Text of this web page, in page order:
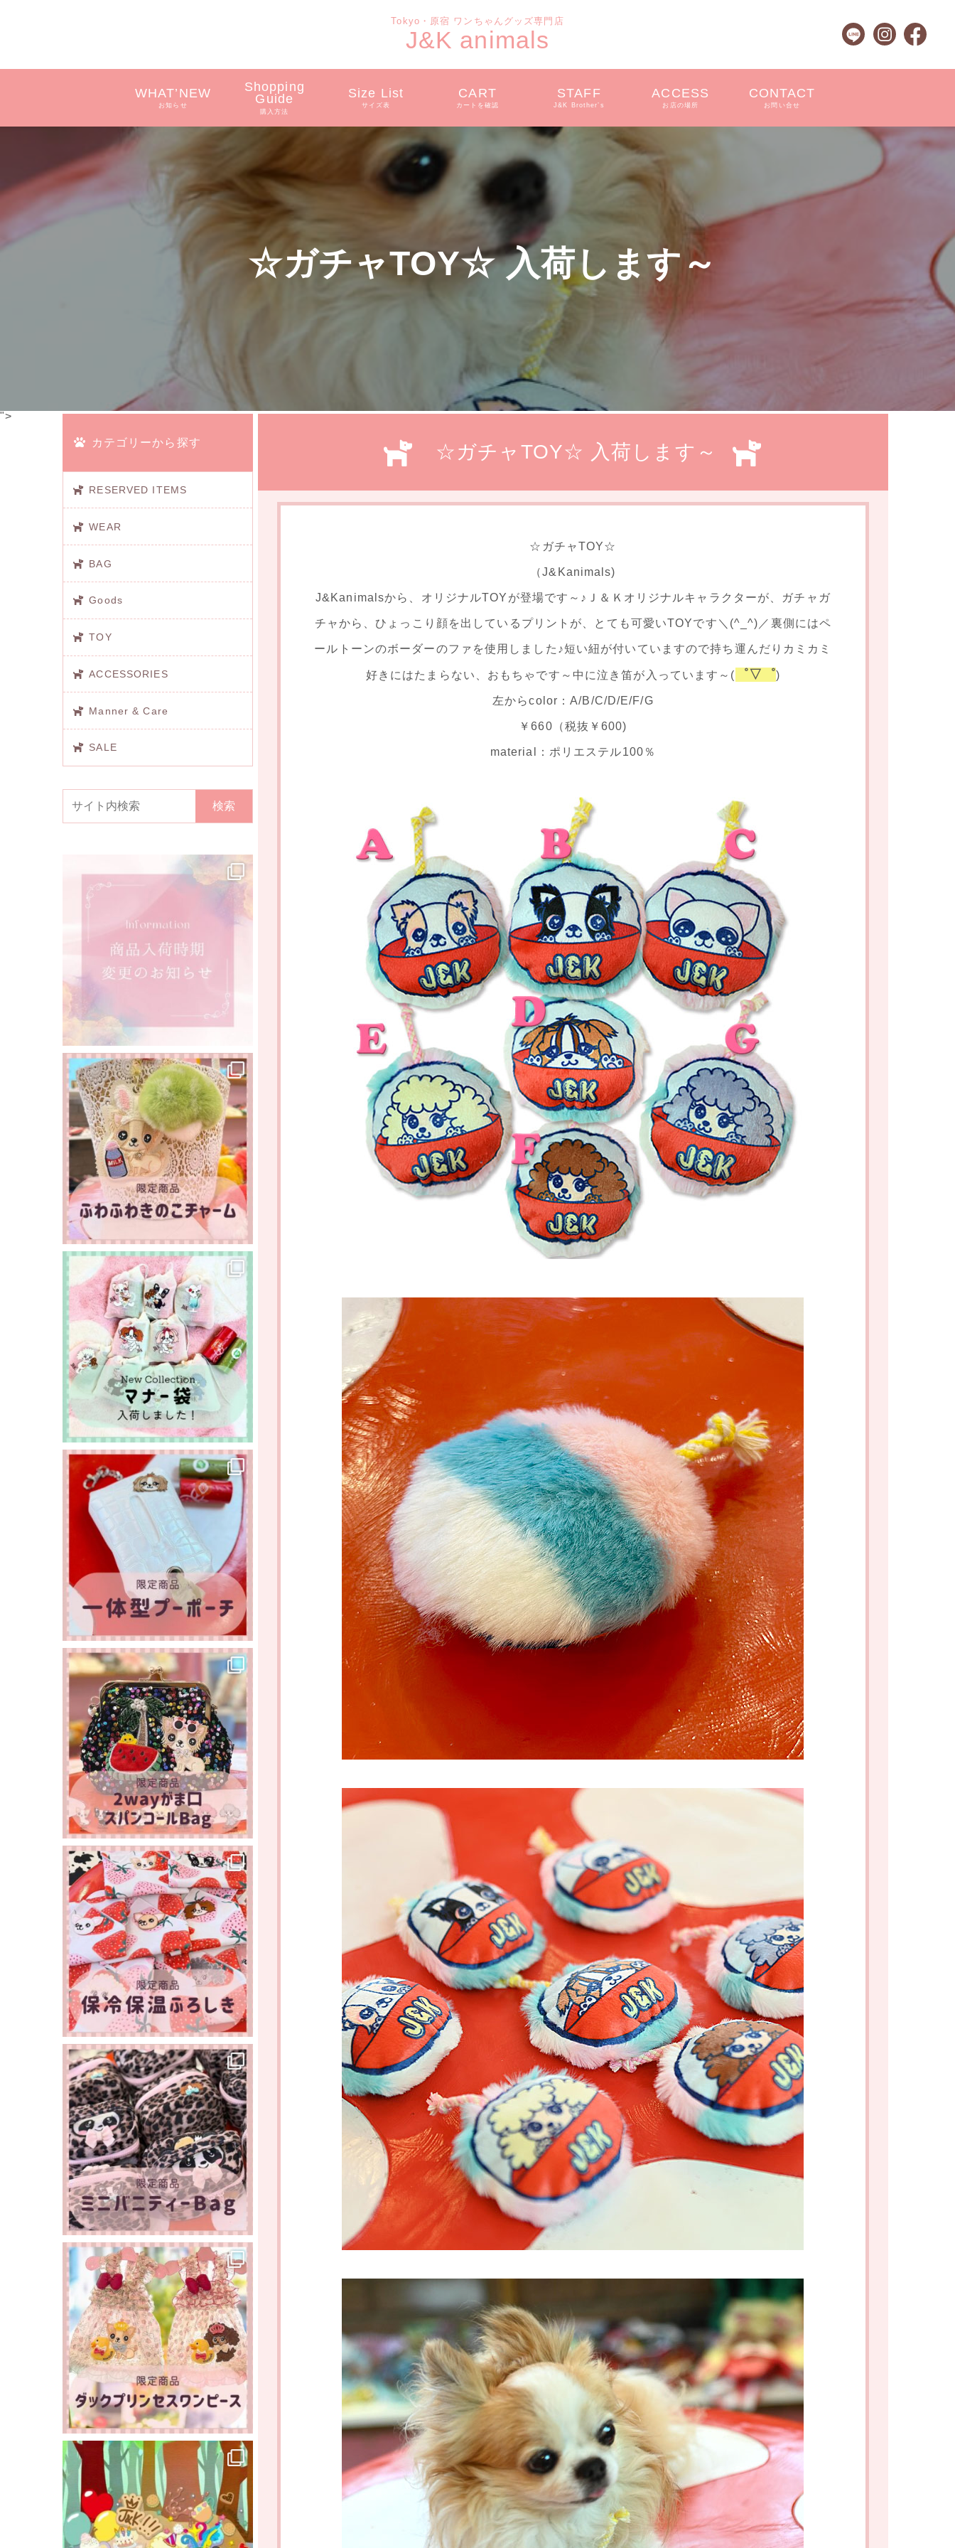
Tokyo・原宿 ワンちゃんグッズ専門店
J&K animals
WHAT’NEW
お知らせ
Shopping
Guide
購入方法
Size List
サイズ表
CART
カートを確認
STAFF
J&K Brother’s
ACCESS
お店の場所
CONTACT
お問い合せ
">
☆ガチャTOY☆ 入荷します～
☆ガチャTOY☆ 入荷します～
☆ガチャTOY☆
（J&Kanimals)
J&Kanimalsから、オリジナルTOYが登場です～♪Ｊ＆Ｋオリジナルキャラクターが、ガチャガ
チャから、ひょっこり顔を出しているプリントが、とても可愛いTOYです＼(^_^)／裏側にはペ
ールトーンのボーダーのファを使用しました♪短い紐が付いていますので持ち運んだりカミカミ
好きにはたまらない、おもちゃです～中に泣き笛が入っています～( ゜▽゜)
左からcolor：A/B/C/D/E/F/G
￥660（税抜￥600)
material：ポリエステル100％
カテゴリーから探す
RESERVED ITEMS
WEAR
BAG
Goods
TOY
ACCESSORIES
Manner & Care
SALE
検索